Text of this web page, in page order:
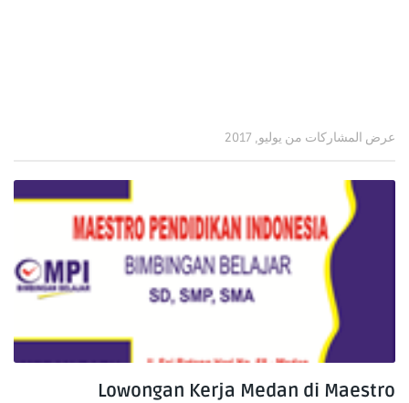
عرض المشاركات من يوليو, 2017
Lowongan Kerja Medan di Maestro